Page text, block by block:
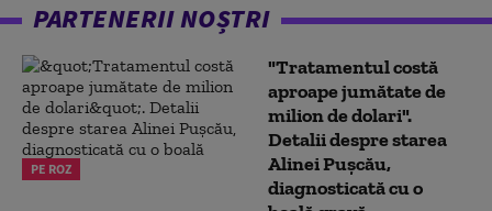
PARTENERII NOȘTRI
PE ROZ
"Tratamentul costă
aproape jumătate de
milion de dolari".
Detalii despre starea
Alinei Pușcău,
diagnosticată cu o